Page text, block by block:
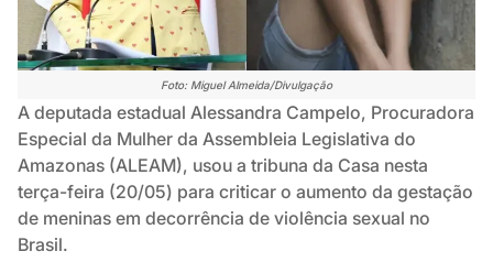
Foto: Miguel Almeida/Divulgação
A deputada estadual Alessandra Campelo, Procuradora
Especial da Mulher da Assembleia Legislativa do
Amazonas (ALEAM), usou a tribuna da Casa nesta
terça-feira (20/05) para criticar o aumento da gestação
de meninas em decorrência de violência sexual no
Brasil.